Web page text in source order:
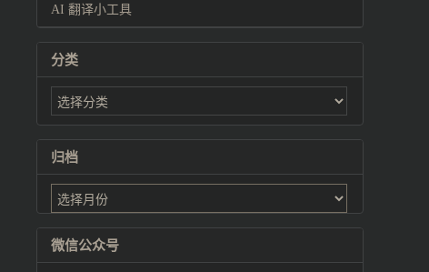
AI 翻译小工具
分类
归档
微信公众号